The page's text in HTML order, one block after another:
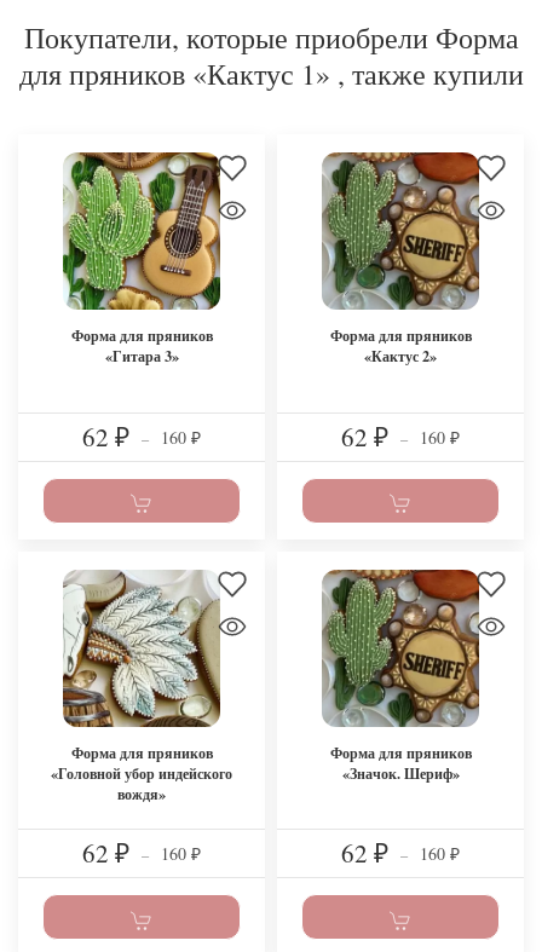
Покупатели, которые приобрели Форма
для пряников «Кактус 1» , также купили
Форма для пряников
«Гитара 3»
62 ₽ – 160 ₽
Форма для пряников
«Кактус 2»
62 ₽ – 160 ₽
Форма для пряников
«Головной убор индейского
вождя»
62 ₽ – 160 ₽
Форма для пряников
«Значок. Шериф»
62 ₽ – 160 ₽